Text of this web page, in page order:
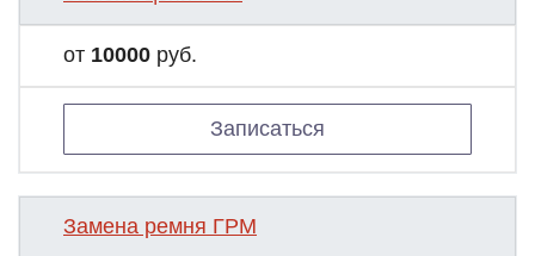
от 10000 руб.
Записаться
Замена ремня ГРМ